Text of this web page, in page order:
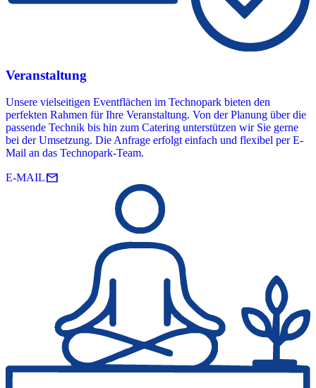
Veranstaltung
Unsere vielseitigen Eventflächen im Technopark bieten den
perfekten Rahmen für Ihre Veranstaltung. Von der Planung über die
passende Technik bis hin zum Catering unterstützen wir Sie gerne
bei der Umsetzung. Die Anfrage erfolgt einfach und flexibel per E-
Mail an das Technopark-Team.
E-MAILmail